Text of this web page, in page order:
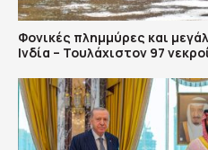
Φονικές πλημμύρες και
Ινδία – Τουλάχιστον 97